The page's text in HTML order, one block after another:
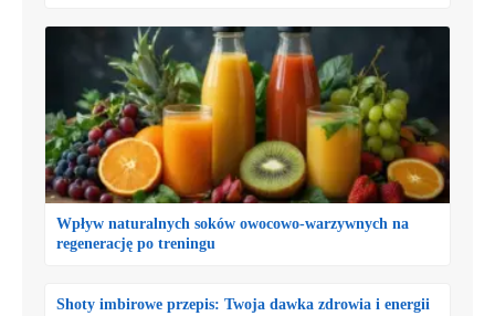
Wpływ naturalnych soków owocowo-warzywnych na
regenerację po treningu
Shoty imbirowe przepis: Twoja dawka zdrowia i energii